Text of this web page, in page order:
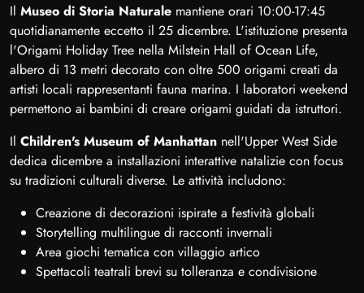
Il Museo di Storia Naturale mantiene orari 10:00-17:45
quotidianamente eccetto il 25 dicembre. L'istituzione presenta
l'Origami Holiday Tree nella Milstein Hall of Ocean Life,
albero di 13 metri decorato con oltre 500 origami creati da
artisti locali rappresentanti fauna marina. I laboratori weekend
permettono ai bambini di creare origami guidati da istruttori.
Il Children's Museum of Manhattan nell'Upper West Side
dedica dicembre a installazioni interattive natalizie con focus
su tradizioni culturali diverse. Le attività includono:
Creazione di decorazioni ispirate a festività globali
Storytelling multilingue di racconti invernali
Area giochi tematica con villaggio artico
Spettacoli teatrali brevi su tolleranza e condivisione